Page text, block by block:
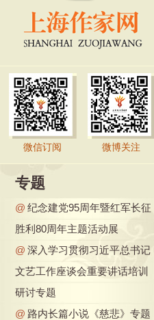
微信订阅 微博关注
专题
@ 纪念建党95周年暨红军长征
胜利80周年主题活动展
@ 深入学习贯彻习近平总书记
文艺工作座谈会重要讲话培训
研讨专题
@ 路内长篇小说《慈悲》专题